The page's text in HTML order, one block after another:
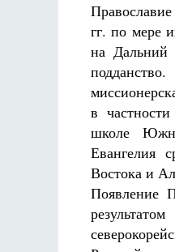
гг. по мере
на Дальний
в
школе
Евангелия
Востока и
Появление